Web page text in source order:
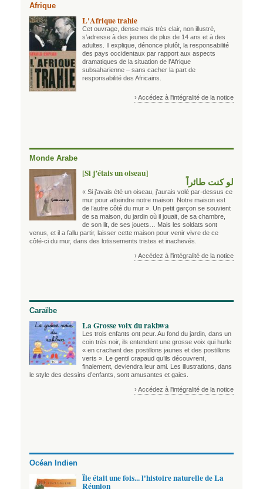
Afrique
L'Afrique trahie
Cet ouvrage, dense mais très clair, non illustré,
s’adresse à des jeunes de plus de 14 ans et à des
adultes. Il explique, dénonce plutôt, la responsabilité
des pays occidentaux par rapport aux aspects
dramatiques de la situation de l’Afrique
subsaharienne – sans cacher la part de
responsabilité des Africains.
› Accédez à l'intégralité de la notice
Monde Arabe
[Si j’étais un oiseau]
لو كنت طائراً
« Si j’avais été un oiseau, j’aurais volé par-dessus ce
mur pour atteindre notre maison. Notre maison est
de l’autre côté du mur ». Un petit garçon se souvient
de sa maison, du jardin où il jouait, de sa chambre,
de son lit, de ses jouets… Mais les soldats sont
venus, et il a fallu partir, laisser cette maison pour venir vivre de ce
côté-ci du mur, dans des lotissements tristes et inachevés.
› Accédez à l'intégralité de la notice
Caraïbe
La Grosse voix du rakbwa
Les trois enfants ont peur. Au fond du jardin, dans un
coin très noir, ils entendent une grosse voix qui hurle
« en crachant des postillons jaunes et des postillons
verts ». Le gentil crapaud qu’ils découvrent,
finalement, deviendra leur ami. Les illustrations, dans
le style des dessins d’enfants, sont amusantes et gaies.
› Accédez à l'intégralité de la notice
Océan Indien
Île était une fois... l'histoire naturelle de La
Réunion